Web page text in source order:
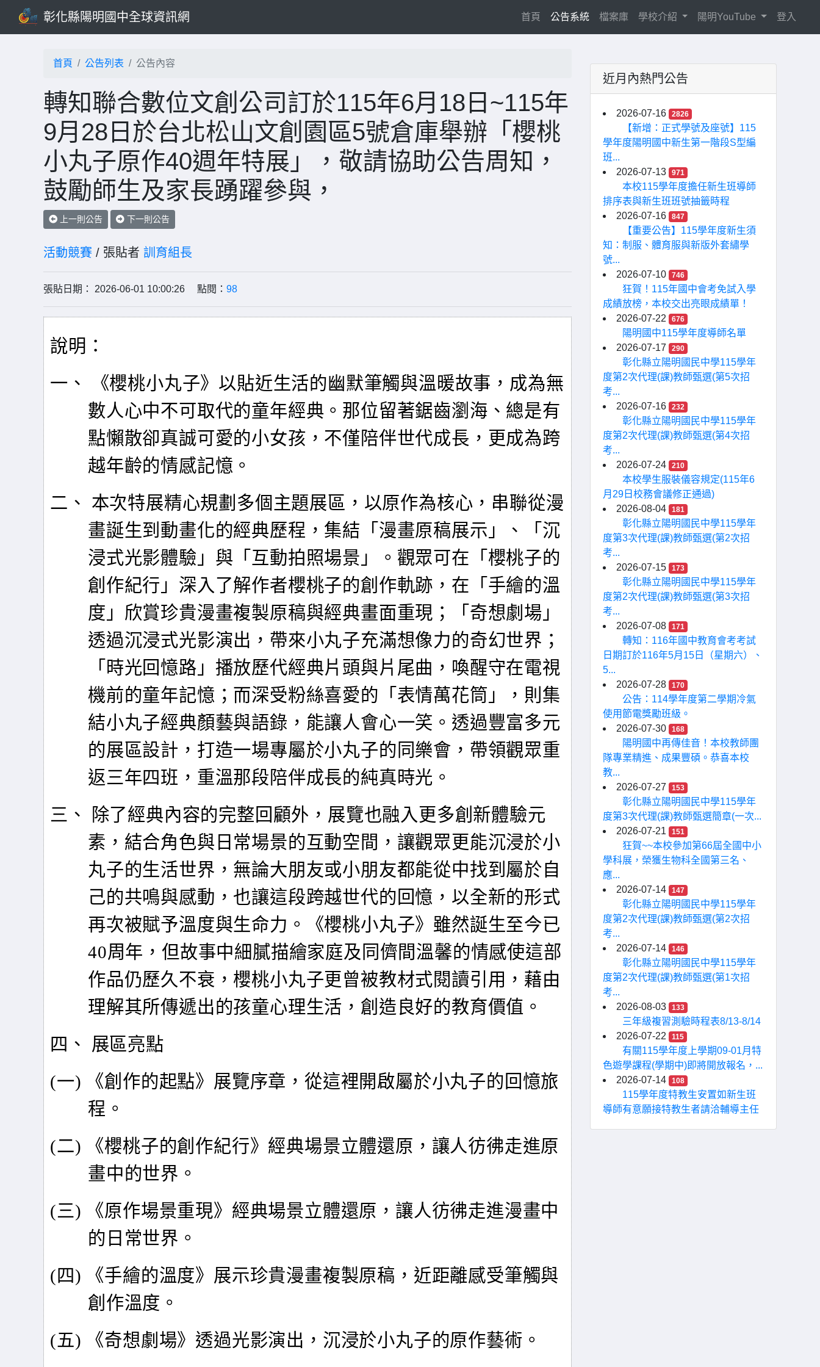
彰化縣陽明國中全球資訊網 首頁(current)
公告系統 檔案庫 學校介紹 陽明YouTube 登入
首頁 公告列表 公告內容
轉知聯合數位文創公司訂於115年6月18日~115年
9月28日於台北松山文創園區5號倉庫舉辦「櫻桃
小丸子原作40週年特展」，敬請協助公告周知，
鼓勵師生及家長踴躍參與，
上一則公告 下一則公告
活動競賽 / 張貼者 訓育組長
張貼日期： 2026-06-01 10:00:26 點閱： 98
說明：
一、 《櫻桃小丸子》以貼近生活的幽默筆觸與溫暖故事，成為無
數人心中不可取代的童年經典。那位留著鋸齒瀏海、總是有
點懶散卻真誠可愛的小女孩，不僅陪伴世代成長，更成為跨
越年齡的情感記憶。
二、 本次特展精心規劃多個主題展區，以原作為核心，串聯從漫
畫誕生到動畫化的經典歷程，集結「漫畫原稿展示」、「沉
浸式光影體驗」與「互動拍照場景」。觀眾可在「櫻桃子的
創作紀行」深入了解作者櫻桃子的創作軌跡，在「手繪的溫
度」欣賞珍貴漫畫複製原稿與經典畫面重現；「奇想劇場」
透過沉浸式光影演出，帶來小丸子充滿想像力的奇幻世界；
「時光回憶路」播放歷代經典片頭與片尾曲，喚醒守在電視
機前的童年記憶；而深受粉絲喜愛的「表情萬花筒」，則集
結小丸子經典顏藝與語錄，能讓人會心一笑。透過豐富多元
的展區設計，打造一場專屬於小丸子的同樂會，帶領觀眾重
返三年四班，重溫那段陪伴成長的純真時光。
三、 除了經典內容的完整回顧外，展覽也融入更多創新體驗元
素，結合角色與日常場景的互動空間，讓觀眾更能沉浸於小
丸子的生活世界，無論大朋友或小朋友都能從中找到屬於自
己的共鳴與感動，也讓這段跨越世代的回憶，以全新的形式
再次被賦予溫度與生命力。《櫻桃小丸子》雖然誕生至今已
40周年，但故事中細膩描繪家庭及同儕間溫馨的情感使這部
作品仍歷久不衰，櫻桃小丸子更曾被教材式閱讀引用，藉由
理解其所傳遞出的孩童心理生活，創造良好的教育價值。
四、 展區亮點
(一) 《創作的起點》展覽序章，從這裡開啟屬於小丸子的回憶旅
程。
(二) 《櫻桃子的創作紀行》經典場景立體還原，讓人彷彿走進原
畫中的世界。
(三) 《原作場景重現》經典場景立體還原，讓人彷彿走進漫畫中
的日常世界。
(四) 《手繪的溫度》展示珍貴漫畫複製原稿，近距離感受筆觸與
創作溫度。
(五) 《奇想劇場》透過光影演出，沉浸於小丸子的原作藝術。
近月內熱門公告
2026-07-16 2826
【新增：正式學號及座號】115
學年度陽明國中新生第一階段S型編
班...
2026-07-13
971
本校115學年度擔任新生班導師
排序表與新生班班號抽籤時程
2026-07-16
847
【重要公告】115學年度新生須
知：制服、體育服與新版外套繡學
號...
2026-07-10
746
狂賀！115年國中會考免試入學
成績放榜，本校交出亮眼成績單！
2026-07-22
676
陽明國中115學年度導師名單
2026-07-17
290
彰化縣立陽明國民中學115學年
度第2次代理(課)教師甄選(第5次招
考...
2026-07-16
232
彰化縣立陽明國民中學115學年
度第2次代理(課)教師甄選(第4次招
考...
2026-07-24
210
本校學生服裝儀容規定(115年6
月29日校務會議修正通過)
2026-08-04
181
彰化縣立陽明國民中學115學年
度第3次代理(課)教師甄選(第2次招
考...
2026-07-15
173
彰化縣立陽明國民中學115學年
度第2次代理(課)教師甄選(第3次招
考...
2026-07-08
171
轉知：116年國中教育會考考試
日期訂於116年5月15日（星期六）、
5...
2026-07-28
170
公告：114學年度第二學期冷氣
使用節電獎勵班級。
2026-07-30
168
陽明國中再傳佳音！本校教師團
隊專業精進、成果豐碩。恭喜本校
教...
2026-07-27
153
彰化縣立陽明國民中學115學年
度第3次代理(課)教師甄選簡章(一次...
2026-07-21
151
狂賀~~本校參加第66屆全國中小
學科展，榮獲生物科全國第三名、
應...
2026-07-14
147
彰化縣立陽明國民中學115學年
度第2次代理(課)教師甄選(第2次招
考...
2026-07-14
146
彰化縣立陽明國民中學115學年
度第2次代理(課)教師甄選(第1次招
考...
2026-08-03
133
三年級複習測驗時程表8/13-8/14
2026-07-22
115
有關115學年度上學期09-01月特
色遊學課程(學期中)即將開放報名，...
2026-07-14
108
115學年度特教生安置如新生班
導師有意願接特教生者請洽輔導主任